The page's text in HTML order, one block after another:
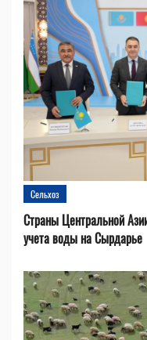
Сельхоз
Страны Центральной
учета воды на Сырдарье